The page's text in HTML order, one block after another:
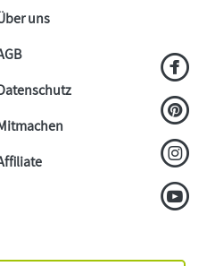
uns